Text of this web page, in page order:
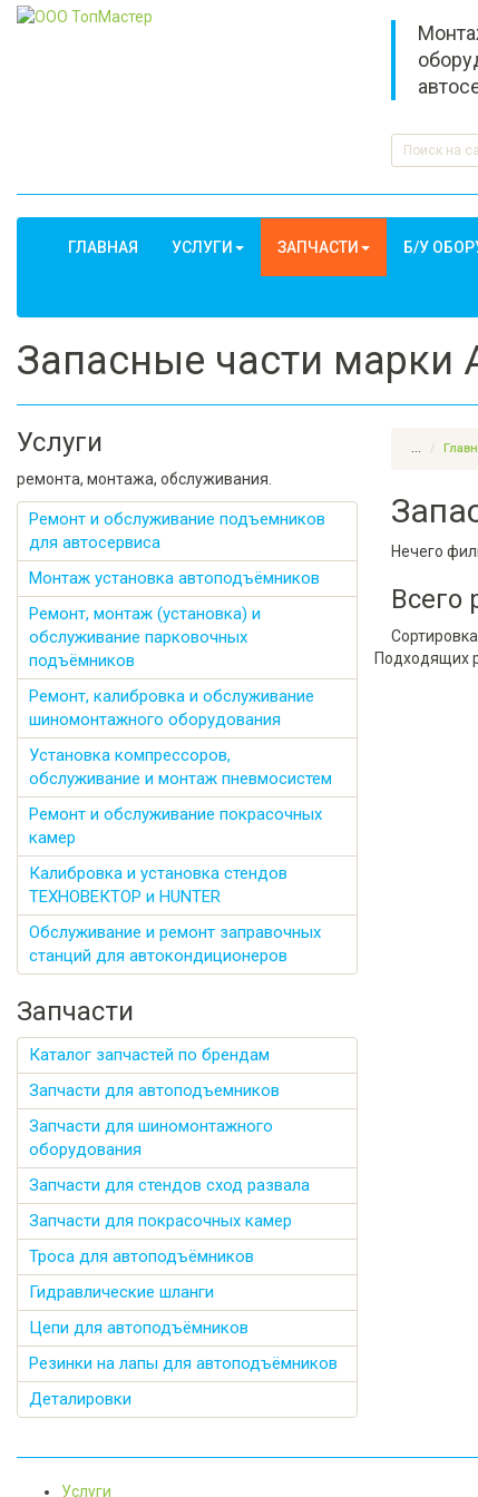
ГЛАВНАЯ УСЛУГИ ЗАПЧАСТИ Б/У
Запасные части марки
Услуги
ремонта, монтажа, обслуживания.
Ремонт и обслуживание подъемников
для автосервиса
Монтаж установка автоподъёмников
Ремонт, монтаж (установка) и
обслуживание парковочных
подъёмников
Ремонт, калибровка и обслуживание
шиномонтажного оборудования
Установка компрессоров,
обслуживание и монтаж пневмосистем
Ремонт и обслуживание покрасочных
камер
Калибровка и установка стендов
ТЕХНОВЕКТОР и HUNTER
Обслуживание и ремонт заправочных
станций для автокондиционеров
Запчасти
Каталог запчастей по брендам
Запчасти для автоподъемников
Запчасти для шиномонтажного
оборудования
Запчасти для стендов сход развала
Запчасти для покрасочных камер
Троса для автоподъёмников
Гидравлические шланги
Цепи для автоподъёмников
Резинки на лапы для автоподъёмников
Деталировки
...
Нечего
Всего
Подходящих
Услуги